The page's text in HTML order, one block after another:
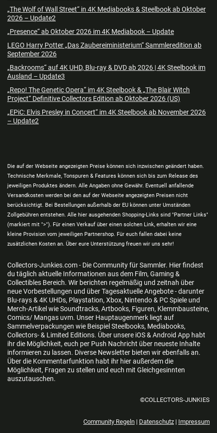
„The Wolf of Wall Street“ in 4K Mediabooks & Steelbook ab Oktober
2026 – Update2
„Presence“ ab Oktober 2026 im 4K Mediabook – Update
LEGO Harry Potter „Das Zaubereiministerium“ Sammleredition ab
September 2026
„Backrooms“ auf 4K UHD, Blu-ray & DVD ab 2026 | 4K Steelbook im
Ausland – Update3
„Repo! The Genetic Opera“ im 4K Steelbook & „The Blair Witch
Project“ Definitive Collectors Edition ab Oktober 2026 (US)
„EPiC: Elvis Presley in Concert“ im 4K Steelbook ab November 2026
– Update2
Die auf der Webseite angezeigten Preise können sich inzwischen geändert haben.
Technische Merkmale, Tonspuren & Features können sich bis zum Release des
jeweiligen Produktes ändern. Alle Angaben ohne Gewähr. Eventuell anfallende
Versandkosten werden bei den auf der Webseite angezeigten Preisen nicht
berücksichtigt. Bei Bestellungen außerhalb der EU können unter Umständen
Zollgebühren entstehen. Alle hier ausgehenden Shopping-Links sind "Partner Links"
(markiert mit ">"). Für einen Verkauf über einen solchen Link, erhalten wir eine
kleine Provision vom jeweiligen Partnershop. Für euch fallen dabei keine
zusätzlichen Kosten an. Über eure Unterstützung freuen wir uns sehr!
Collectors-Junkies.com - Die Community für Sammler. Hier findest
du täglich aktuelle Informationen aus dem Film, Gaming &
Collectibles Bereich. Wir berichten regelmäßig und zeitnah über
neue Vorbestellungen und über Tagesaktuelle Angebote - darunter
Blu-rays & 4K UHDs, Playstation, Xbox, Nintendo & PC Spiele und
Merch-Artikel wie Soundtracks, Artbooks, Figuren, Klemmbausteine,
Comics/ Mangas uvm. Unser Hauptaugenmerk liegt auf
Sammelverpackungen wie Beispiel Steelbooks, Mediabooks,
Collectors- & Limited Editions. Über unsere iOS & Android App habt
ihr die Möglichkeit, euch per Push Nachricht über neueste Inhalte
informieren zu lassen. Diverse Newsletter bieten wir ebenfalls an.
Über die Kommentarfunktion habt ihr hier außerdem die
Möglichkeit, Fragen zu stellen und euch mit Gleichgesinnten
auszutauschen.
©COLLECTORS-JUNKIES
Community Regeln | Datenschutz | Impressum